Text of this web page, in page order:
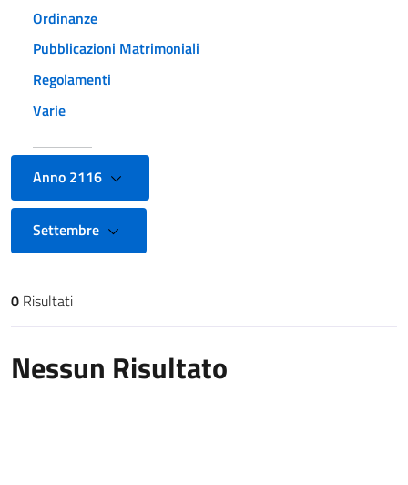
Ordinanze
Pubblicazioni Matrimoniali
Regolamenti
Varie
Anno 2116
Settembre
Risultati di ricerca
0 Risultati
Nessun Risultato